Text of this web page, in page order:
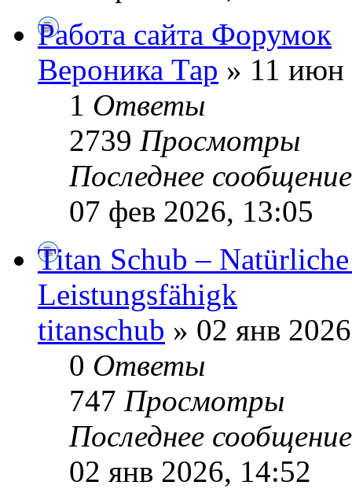
Работа сайта Форумок
Вероника Тар » 11 июн
1 Ответы
2739 Просмотры
Последнее
07 фев 2026, 13:05
Titan Schub –
Leistungsfähigk
titanschub » 02 янв
0 Ответы
747 Просмотры
Последнее
02 янв 2026, 14:52